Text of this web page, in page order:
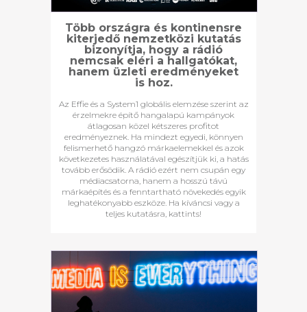
Több országra és kontinensre
kiterjedő nemzetközi kutatás
bizonyítja, hogy a rádió
nemcsak eléri a hallgatókat,
hanem üzleti eredményeket
is hoz.
Az Effie és a System1 globális elemzése szerint az
érzelmekre építő hangalapú kampányok
átlagosan közel kétszeres profitot
eredményeznek. Ha mindezt egyedi, könnyen
felismerhető hangzó márkaelemekkel és azok
következetes használatával egészítjük ki, a hatás
tovább erősödik. A rádió ezért nem csupán egy
médiacsatorna, hanem a hosszú távú
márkaépítés és a fenntartható növekedés egyik
leghatékonyabb eszköze. Ha kíváncsi vagy a
teljes kutatásra, kattints!